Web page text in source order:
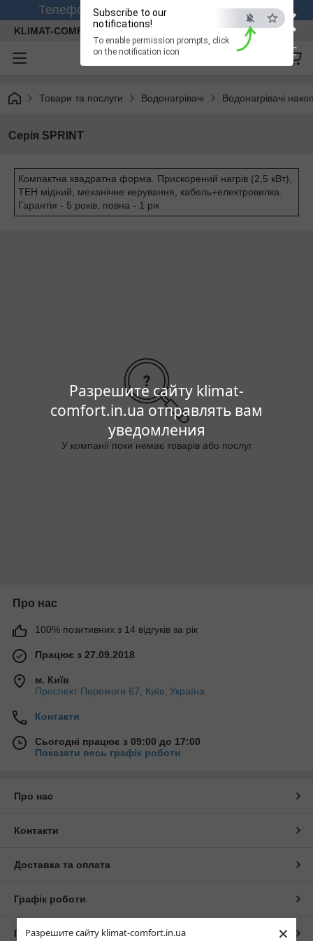
Разрешите сайту klimat-comfort.in.ua
×
×
ESC
Разрешите сайту klimat-
comfort.in.ua отправлять вам
уведомления
Subscribe to our
notifications!
To enable permission prompts, click
on the notification icon
Телефонуйте +380 (99) 158-26-56 (viber)
KLIMAT-COMFORT
Товари та послуги Водонагрівачі Водонагрівачі
Серія SPRINT
Компактна квадратна форма. Прискорений нагрів (2,5 кВт),
ТЕН мідний, механічне керування, кабель+електровилка.
Гарантія - 5 років, повна - 1 рік
У компанії поки немає товарів або послуг
Про нас
100% позитивних з 14 відгуків за рік
Працює з 27.09.2018
м. Київ
Проспект Перемоги 67, Київ, Україна
Контакти
Сьогодні працює з 09:00 до 17:00
Показати весь графік роботи
Про нас
Контакти
Доставка та оплата
Графік роботи
Повна версія сайту